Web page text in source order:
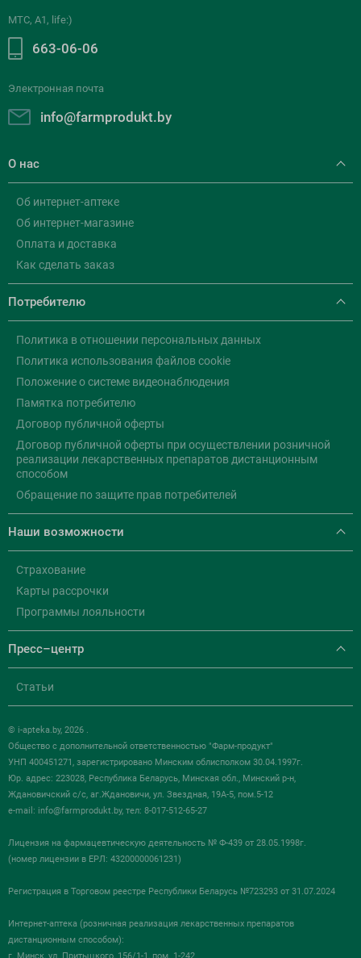
МТС, A1, life:)
663-06-06
Электронная почта
info@farmprodukt.by
О нас
Об интернет-аптеке
Об интернет-магазине
Оплата и доставка
Как сделать заказ
Потребителю
Политика в отношении персональных данных
Политика использования файлов cookie
Положение о системе видеонаблюдения
Памятка потребителю
Договор публичной оферты
Договор публичной оферты при осуществлении розничной
реализации лекарственных препаратов дистанционным
способом
Обращение по защите прав потребителей
Наши возможности
Страхование
Карты рассрочки
Программы лояльности
Пресс–центр
Статьи
© i-apteka.by, 2026 .
Общество с дополнительной ответственностью "Фарм-продукт"
УНП 400451271, зарегистрировано Минским облисполком 30.04.1997г.
Юр. адрес: 223028, Республика Беларусь, Минская обл., Минский р-н,
Ждановичский с/с, аг.Ждановичи, ул. Звездная, 19А-5, пом.5-12
e-mail: info@farmprodukt.by, тел: 8-017-512-65-27
Лицензия на фармацевтическую деятельность № Ф-439 от 28.05.1998г.
(номер лицензии в ЕРЛ: 43200000061231)
Регистрация в Торговом реестре Республики Беларусь №723293 от 31.07.2024
Интернет-аптека (розничная реализация лекарственных препаратов
дистанционным способом):